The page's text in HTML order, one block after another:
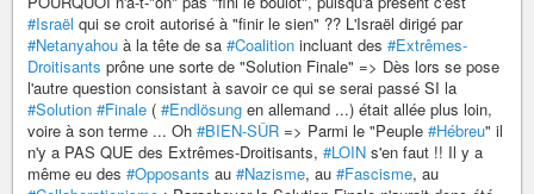
#Israël qui se croit autorisé à "finir le sien" ?? L'Israël dirigé par
#Netanyahou à la tête de sa #Coalition incluant des #Extrêmes-
Droitisants prône une sorte de "Solution Finale" => Dès lors se pose
l'autre question consistant à savoir ce qui se serai passé SI la
#Solution #Finale ( #Endlösung en allemand ...) était allée plus loin,
voire à son terme ... Oh #BIEN-SÛR => Parmi le "Peuple #Hébreu" il
n'y a PAS QUE des Extrêmes-Droitisants, #LOIN s'en faut !! Il y a
même eu des #Opposants au #Nazisme, au #Fascisme, au